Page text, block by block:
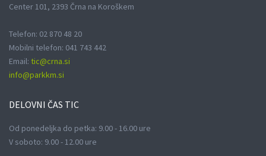
Center 101, 2393 Črna na Koroškem
Telefon: 02 870 48 20
Mobilni telefon: 041 743 442
Email: tic@crna.si
info@parkkm.si
DELOVNI ČAS TIC
Od ponedeljka do petka: 9.00 - 16.00 ure
V soboto: 9.00 - 12.00 ure